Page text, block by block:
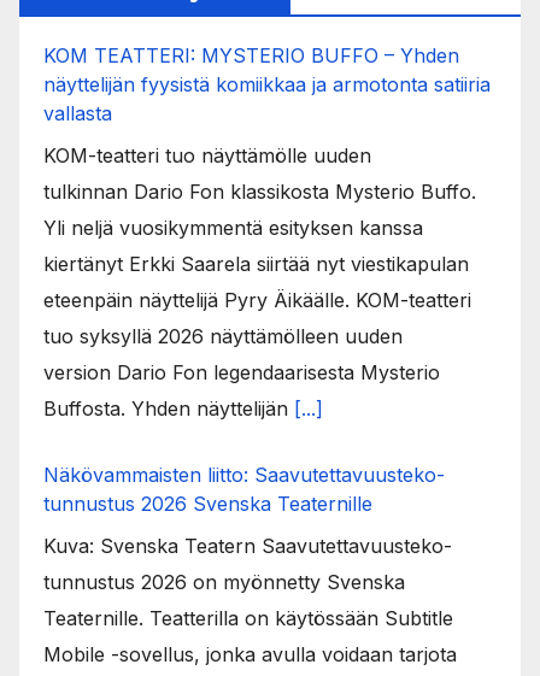
KOM TEATTERI: MYSTERIO BUFFO – Yhden
näyttelijän fyysistä komiikkaa ja armotonta satiiria
vallasta
KOM-teatteri tuo näyttämölle uuden
tulkinnan Dario Fon klassikosta Mysterio Buffo.
Yli neljä vuosikymmentä esityksen kanssa
kiertänyt Erkki Saarela siirtää nyt viestikapulan
eteenpäin näyttelijä Pyry Äikäälle. KOM-teatteri
tuo syksyllä 2026 näyttämölleen uuden
version Dario Fon legendaarisesta Mysterio
Buffosta. Yhden näyttelijän [...]
Näkövammaisten liitto: Saavutettavuusteko-
tunnustus 2026 Svenska Teaternille
Kuva: Svenska Teatern Saavutettavuusteko-
tunnustus 2026 on myönnetty Svenska
Teaternille. Teatterilla on käytössään Subtitle
Mobile -sovellus, jonka avulla voidaan tarjota